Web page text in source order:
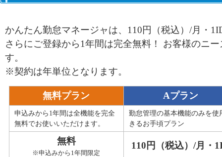
かんたん勤怠マネージャは、110円（税込）/月・
さらにご登録から1年間は完全無料！ お客様のニ
す。
※契約は年単位となります。
無料プラン Aプラン
申込みから1年間は全機能を完全
無料でお使いいただけます。
勤怠管理の基本機能のみを使
きるお手頃プラン
無料
※申込みから1年間限定
110円（税込）/月・